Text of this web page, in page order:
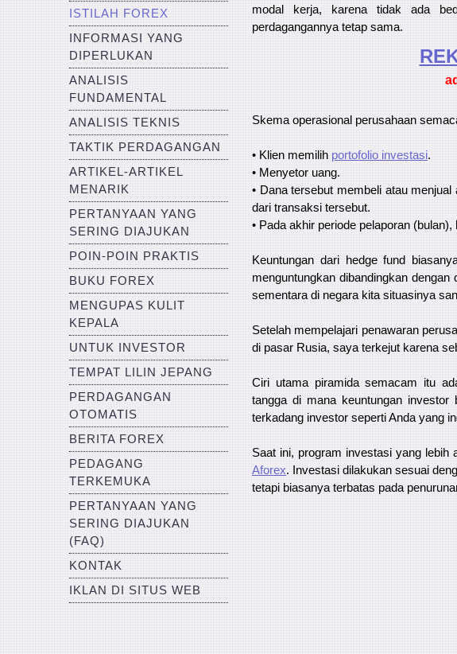
ISTILAH FOREX
INFORMASI YANG
DIPERLUKAN
ANALISIS
FUNDAMENTAL
ANALISIS TEKNIS
TAKTIK PERDAGANGAN
ARTIKEL-ARTIKEL
MENARIK
PERTANYAAN YANG
SERING DIAJUKAN
POIN-POIN PRAKTIS
BUKU FOREX
MENGUPAS KULIT
KEPALA
UNTUK INVESTOR
TEMPAT LILIN JEPANG
PERDAGANGAN
OTOMATIS
BERITA FOREX
PEDAGANG
TERKEMUKA
PERTANYAAN YANG
SERING DIAJUKAN
(FAQ)
KONTAK
IKLAN DI SITUS WEB
modal kerja, karena tidak ada
perdagangannya tetap sama.
Skema operasional perusahaan
• Klien memilih portofolio investasi.
• Menyetor uang.
• Dana tersebut membeli atau
dari transaksi tersebut.
• Pada akhir periode pelaporan
Keuntungan dari hedge fund
menguntungkan dibandingkan
sementara di negara kita situasinya
Setelah mempelajari penawaran
di pasar Rusia, saya terkejut karena
Ciri utama piramida semacam itu
tangga di mana keuntungan investor
terkadang investor seperti Anda yang
Saat ini, program investasi yang lebih
Aforex. Investasi dilakukan sesuai
tetapi biasanya terbatas pada